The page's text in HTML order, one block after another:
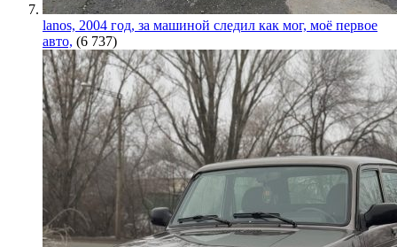
lanos, 2004 год, за машиной следил как мог, моё первое
авто, (6 737)